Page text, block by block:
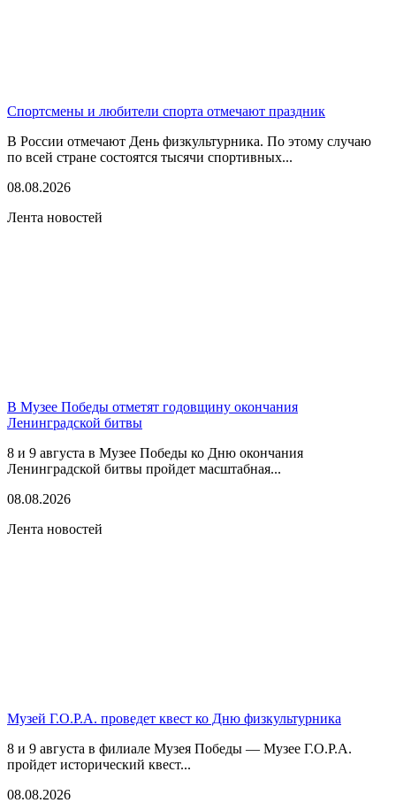
Спортсмены и любители спорта отмечают праздник
В России отмечают День физкультурника. По этому случаю
по всей стране состоятся тысячи спортивных...
08.08.2026
Лента новостей
В Музее Победы отметят годовщину окончания
Ленинградской битвы
8 и 9 августа в Музее Победы ко Дню окончания
Ленинградской битвы пройдет масштабная...
08.08.2026
Лента новостей
Музей Г.О.Р.А. проведет квест ко Дню физкультурника
8 и 9 августа в филиале Музея Победы — Музее Г.О.Р.А.
пройдет исторический квест...
08.08.2026